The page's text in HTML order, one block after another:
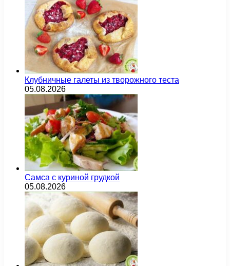
Клубничные галеты из творожного теста
05.08.2026
Самса с куриной грудкой
05.08.2026